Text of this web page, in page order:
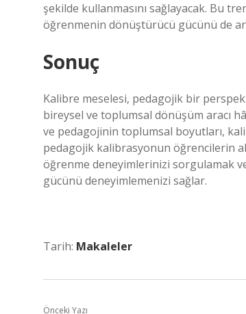
şekilde kullanmasını sağlayacak. Bu
öğrenmenin dönüştürücü gücünü de
Sonuç
Kalibre meselesi, pedagojik bir
bireysel ve toplumsal dönüşüm aracı
ve pedagojinin toplumsal boyutları,
pedagojik kalibrasyonun öğrencilerin
öğrenme deneyimlerinizi sorgulamak
gücünü deneyimlemenizi sağlar.
Tarih: Makaleler
Önceki Yazı